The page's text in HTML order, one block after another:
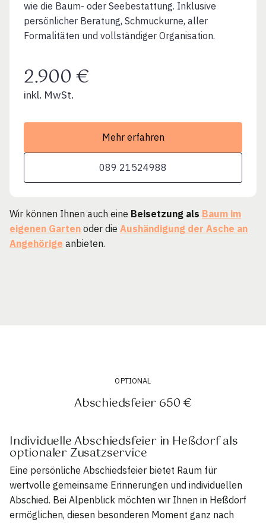
wie die Baum- oder Seebestattung. Inklusive
persönlicher Beratung, Schmuckurne, aller
Formalitäten und vollständiger Organisation.
2.900 €
inkl. MwSt.
Mehr erfahren
089 21524988
Wir können Ihnen auch eine Beisetzung als Baum im
eigenen Garten oder die Aushändigung der Asche an
Angehörige anbieten.
OPTIONAL
Abschiedsfeier 650 €
Individuelle Abschiedsfeier in Heßdorf als
optionaler Zusatzservice
Eine persönliche Abschiedsfeier bietet Raum für
wertvolle gemeinsame Erinnerungen und individuellen
Abschied. Bei Alpenblick möchten wir Ihnen in Heßdorf
ermöglichen, diesen besonderen Moment ganz nach